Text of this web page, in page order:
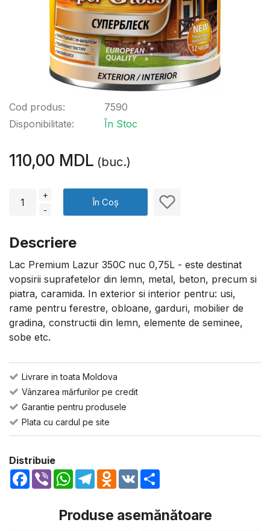
Cod produs:
Disponibilitate:
7590
În Stoc
110,00 MDL (buc.)
+
-
În Coș
Descriere
Lac Premium Lazur 350C nuc 0,75L - este destinat
vopsirii suprafetelor din lemn, metal, beton, precum si
piatra, caramida. In exterior si interior pentru: usi,
rame pentru ferestre, obloane, garduri, mobilier de
gradina, constructii din lemn, elemente de seminee,
sobe etc.
Livrare in toata Moldova
Vânzarea mărfurilor pe credit
Garantie pentru produsele
Plata cu cardul pe site
Distribuie
Facebook
Viber WhatsApp
TelegramOdnoklassniki
VK
Produse asemănătoare